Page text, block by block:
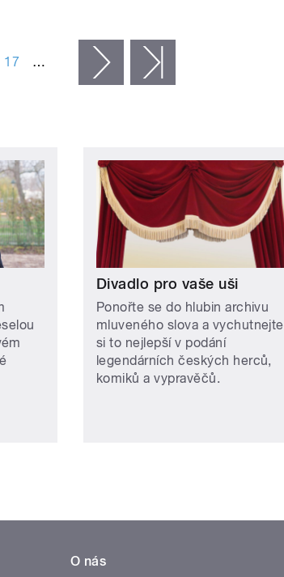
17 … následující ›
Divadlo pro vaše uši
Ponořte se do hlubin archivu
mluveného slova a vychutnejte
si to nejlepší v podání
legendárních českých herců,
komiků a vypravěčů.
O nás